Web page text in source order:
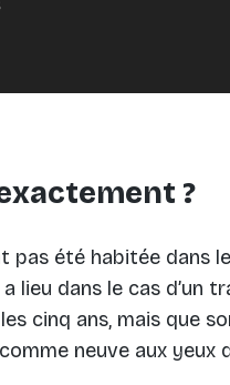
?
pas été habitée dans
lieu dans le cas d’un
cinq ans, mais que
neuve aux yeux